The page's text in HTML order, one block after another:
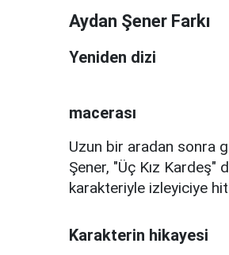
Aydan Şener Farkı
Yeniden dizi
macerası
Uzun bir aradan sonra
Şener, "Üç Kız Kardeş"
karakteriyle izleyiciye
Karakterin hikayesi